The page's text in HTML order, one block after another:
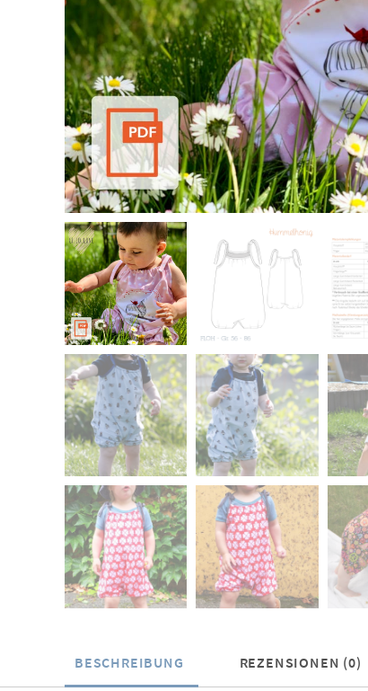
BESCHREIBUNG REZENSIONEN (0)